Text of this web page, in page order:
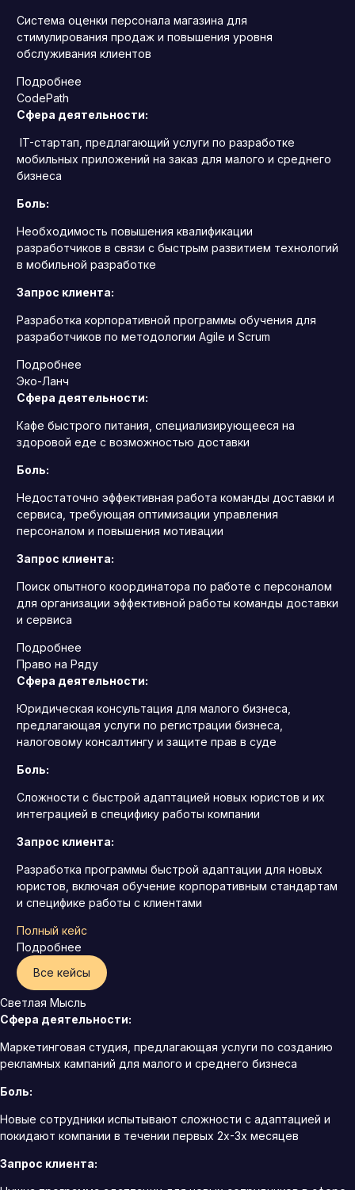
Система оценки персонала магазина для
стимулирования продаж и повышения уровня
обслуживания клиентов
Подробнее
CodePath
Сфера деятельности:
IT-стартап, предлагающий услуги по разработке
мобильных приложений на заказ для малого и среднего
бизнеса
Боль:
Необходимость повышения квалификации
разработчиков в связи с быстрым развитием технологий
в мобильной разработке
Запрос клиента:
Разработка корпоративной программы обучения для
разработчиков по методологии Agile и Scrum
Подробнее
Эко-Ланч
Сфера деятельности:
Кафе быстрого питания, специализирующееся на
здоровой еде с возможностью доставки
Боль:
Недостаточно эффективная работа команды доставки и
сервиса, требующая оптимизации управления
персоналом и повышения мотивации
Запрос клиента:
Поиск опытного координатора по работе с персоналом
для организации эффективной работы команды доставки
и сервиса
Подробнее
Право на Ряду
Сфера деятельности:
Юридическая консультация для малого бизнеса,
предлагающая услуги по регистрации бизнеса,
налоговому консалтингу и защите прав в суде
Боль:
Сложности с быстрой адаптацией новых юристов и их
интеграцией в специфику работы компании
Запрос клиента:
Разработка программы быстрой адаптации для новых
юристов, включая обучение корпоративным стандартам
и специфике работы с клиентами
Полный кейс
Подробнее
Все кейсы
Светлая Мысль
Сфера деятельности:
Маркетинговая студия, предлагающая услуги по созданию
рекламных кампаний для малого и среднего бизнеса
Боль:
Новые сотрудники испытывают сложности с адаптацией и
покидают компании в течении первых 2х-3х месяцев
Запрос клиента: